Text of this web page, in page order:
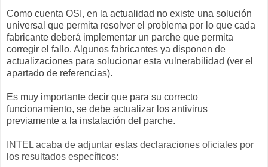
Como cuenta OSI, en la actualidad no existe una solución
universal que permita resolver el problema por lo que cada
fabricante deberá implementar un parche que permita
corregir el fallo. Algunos fabricantes ya disponen de
actualizaciones para solucionar esta vulnerabilidad (ver el
apartado de referencias).
Es muy importante decir que para su correcto
funcionamiento, se debe actualizar los antivirus
previamente a la instalación del parche.
INTEL acaba de adjuntar estas declaraciones oficiales por
los resultados específicos: